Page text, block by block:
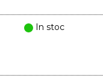
In stoc